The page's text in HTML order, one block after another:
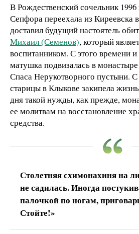
В Рождественский сочельник
Сепфора переехала из Киреевска
доставил будущий настоятель
Михаил (Семенов), который
воспитанником. С этого времени
матушка подвизалась в
Спаса Нерукотворного пустыни.
старицы в Клыкове закипела
дня такой нужды, как прежде,
ее молитвам на восстановление
средства.
Столетняя схимонахиня на
не садилась. Иногда
палочкой по ногам,
Стойте!»